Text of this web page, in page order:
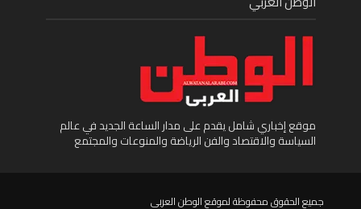
موقع إخباري شامل يقدم على مدار الساعة الجديد في عالم
السياسة والاقتصاد والفن الرياضة والمنوعات والمجتمع
جميع الحقوق محفوظة لموقع الوطن العربى